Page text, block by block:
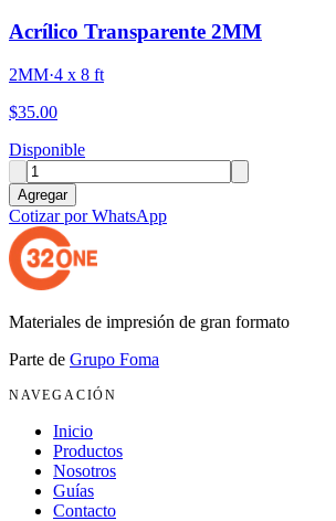
Acrílico Transparente 2MM
2MM·4 x 8 ft
$35.00
Disponible
Agregar
Cotizar por WhatsApp
Materiales de impresión de gran formato
Parte de Grupo Foma
NAVEGACIÓN
Inicio
Productos
Nosotros
Guías
Contacto